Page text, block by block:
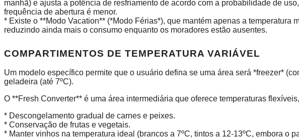
manhã) e ajusta a potência de resfriamento de acordo com a probabilidade de
frequência de abertura é menor.
* Existe o **Modo Vacation** (*Modo Férias*), que mantém apenas a temperatura
reduzindo ainda mais o consumo enquanto os moradores estão ausentes.
COMPARTIMENTOS DE TEMPERATURA VARIÁVEL
Um modelo específico permite que o usuário defina se uma área será *freezer*
geladeira (até 7ºC).
O **Fresh Converter** é uma área intermediária que oferece temperaturas
* Descongelamento gradual de carnes e peixes.
* Conservação de frutas e vegetais.
* Manter vinhos na temperatura ideal (brancos a 7ºC, tintos a 12-13ºC, embora o